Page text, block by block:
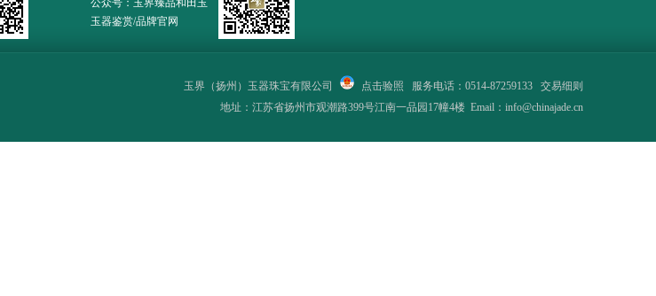
公众号：玉界臻品和田玉
玉器鉴赏/品牌官网
玉界（扬州）玉器珠宝有限公司 点击验照 服务电话：0514-87259133 交易细则
地址：江苏省扬州市观潮路399号江南一品园17幢4楼 Email：info@chinajade.cn